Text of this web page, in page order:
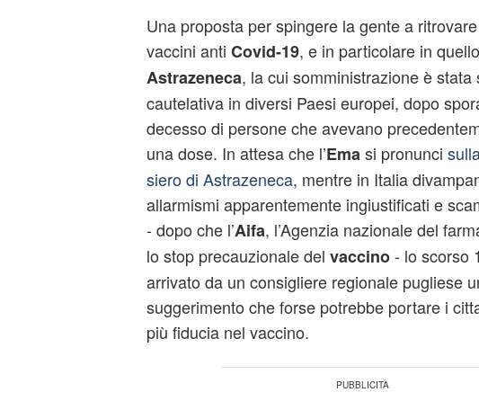
Una proposta per spingere la gente a
vaccini anti Covid-19, e in particolare in
Astrazeneca, la cui somministrazione è stata
cautelativa in diversi Paesi europei, dopo
decesso di persone che avevano
una dose. In attesa che l’Ema si pronunci
siero di Astrazeneca, mentre in Italia
allarmismi apparentemente ingiustificati e
- dopo che l’Aifa, l’Agenzia nazionale del
lo stop precauzionale del vaccino- lo scorso
arrivato da un consigliere regionale pugliese
suggerimento che forse potrebbe portare i
più fiducia nel vaccino.